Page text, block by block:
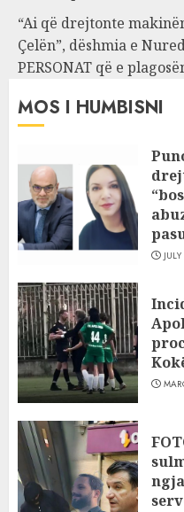
“Ai që drejtonte
Çelën”, dëshmia e
PERSONAT që e
MOS I HUMBISNI